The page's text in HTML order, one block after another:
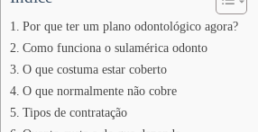
Por que ter um plano odontológico agora?
Como funciona o sulamérica odonto
O que costuma estar coberto
O que normalmente não cobre
Tipos de contratação